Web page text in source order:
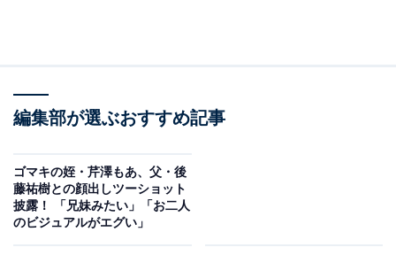
編集部が選ぶおすすめ記事
ゴマキの姪・芹澤もあ、父・後
藤祐樹との顔出しツーショット
披露！ 「兄妹みたい」「お二人
のビジュアルがエグい」